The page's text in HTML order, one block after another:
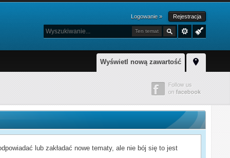
Logowanie » Rejestracja
Ten temat
Wyświetl nową zawartość
lub zakładać nowe tematy, ale nie bój się to jest